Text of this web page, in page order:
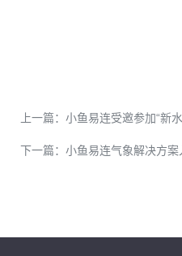
上一篇：小鱼易连受邀参加“新
下一篇：小鱼易连气象解决方案入选